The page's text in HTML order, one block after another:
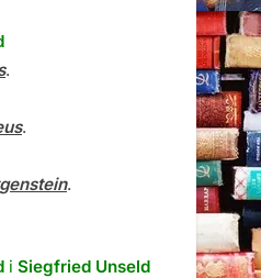
.
.
.
i Siegfried Unseld